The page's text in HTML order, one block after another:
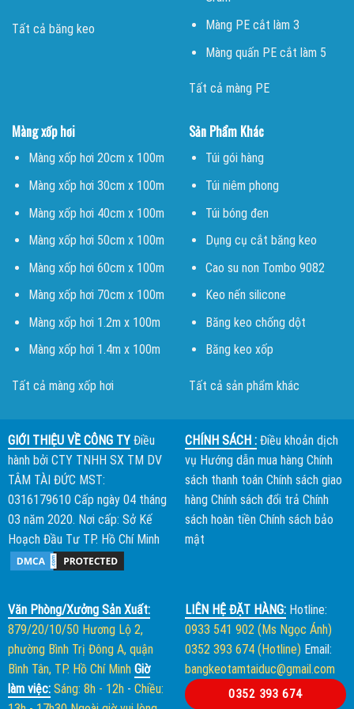
Tất cả băng keo
Màng PE cắt làm 3
Màng quấn PE cắt làm 5
Tất cả màng PE
Màng xốp hơi
Màng xốp hơi 20cm x 100m
Màng xốp hơi 30cm x 100m
Màng xốp hơi 40cm x 100m
Màng xốp hơi 50cm x 100m
Màng xốp hơi 60cm x 100m
Màng xốp hơi 70cm x 100m
Màng xốp hơi 1.2m x 100m
Màng xốp hơi 1.4m x 100m
Tất cả màng xốp hơi
Sản Phẩm Khác
Túi gói hàng
Túi niêm phong
Túi bóng đen
Dụng cụ cắt băng keo
Cao su non Tombo 9082
Keo nến silicone
Băng keo chống dột
Băng keo xốp
Tất cả sản phẩm khác
GIỚI THIỆU VỀ CÔNG TYĐiều
hành bởi CTY TNHH SX TM DV
TÂM TÀI ĐỨC MST:
0316179610 Cấp ngày 04 tháng
03 năm 2020. Nơi cấp: Sở Kế
Hoạch Đầu Tư TP. Hồ Chí Minh
CHÍNH SÁCH : Điều khoản dịch
vụ Hướng dẫn mua hàng Chính
sách thanh toán Chính sách giao
hàng Chính sách đổi trả Chính
sách hoàn tiền Chính sách bảo
mật
Văn Phòng/Xưởng Sản Xuất:
879/20/10/50 Hương Lộ 2,
phường Bình Trị Đông A, quận
Bình Tân, TP. Hồ Chí Minh Giờ
làm việc: Sáng: 8h - 12h- Chiều:
LIÊN HỆ ĐẶT HÀNG:Hotline:
0933 541 902 (Ms Ngọc Ánh)
0352 393 674 (Hotline) Email:
bangkeotamtaiduc@gmail.com
0352 393 674